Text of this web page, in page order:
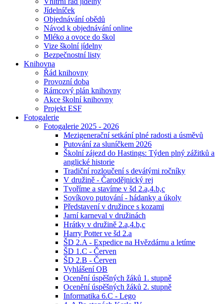
Jídelníček
Objednávání obědů
Návod k objednávání online
Mléko a ovoce do škol
Vize školní jídelny
Bezpečnostní listy
Knihovna
Řád knihovny
Provozní doba
Rámcový plán knihovny
Akce školní knihovny
Projekt ESF
Fotogalerie
Fotogalerie 2025 - 2026
Mezigenerační setkání plné radosti a úsměvů
Putování za sluníčkem 2026
Školní zájezd do Hastings: Týden plný zážitků a
anglické historie
Tradiční rozloučení s devátými ročníky
V družině - Čarodějnický rej
Tvoříme a stavíme v šd 2.a,4.b,c
Sovíkovo putování - hádanky a úkoly
Představení v družince s kozami
Jarní karneval v družinách
Hrátky v družině 2.a,4.b,c
Harry Potter ve šd 2.a
ŠD 2.A - Expedice na Hvězdárnu a letíme
ŠD 1.C - Červen
ŠD 2.B - Červen
Vyhlášení OB
Ocenění úspěšných žáků 1. stupně
Ocenění úspěšných žáků 2. stupně
Informatika 6.C - Lego